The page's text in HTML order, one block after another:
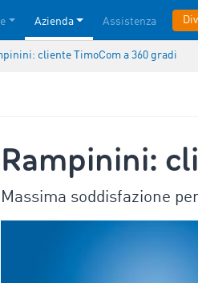
Azienda Assistenza
cliente TimoCom a 360 gradi
Rampinini:
Massima soddisfazione